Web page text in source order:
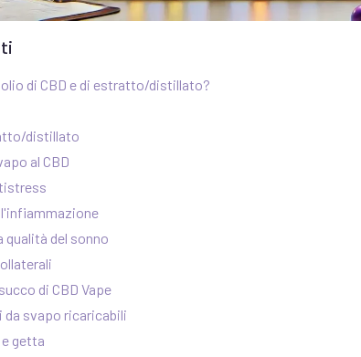
di CBD e di estratto/distillato?
distillato
al CBD
l'infiammazione
qualità del sonno
di CBD Vape
da svapo ricaricabili
e getta